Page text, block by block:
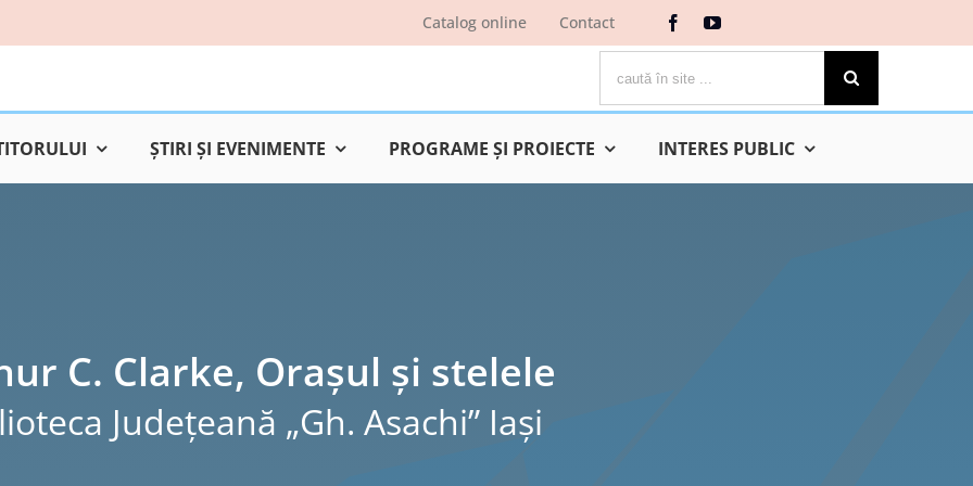
Catalog online Contact
ŞTIRI ŞI EVENIMENTE PROGRAME ŞI PROIECTE INTERES PUBLIC
C. Clarke, Oraşul şi stelele
Judeţeană „Gh. Asachi” Iaşi